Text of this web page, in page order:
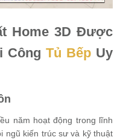
Home 3D Được
Công Tủ Bếp Uy
năm hoạt động trong lĩnh
ngũ kiến trúc sư và kỹ thuật